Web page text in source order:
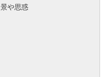
景や思惑